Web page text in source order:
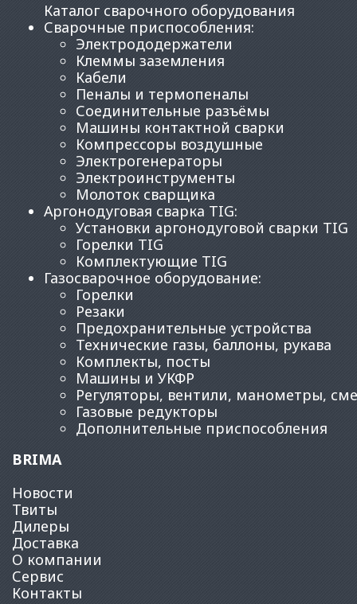
Каталог сварочного оборудования
Сварочные приспособления:
Электрододержатели
Клеммы заземления
Кабели
Пеналы и термопеналы
Соединительные разъёмы
Машины контактной сварки
Компрессоры воздушные
Электрогенераторы
Электроинструменты
Молоток сварщика
Аргонодуговая сварка TIG:
Установки аргонодуговой сварки TIG
Горелки TIG
Комплектующие TIG
Газосварочное оборудование:
Горелки
Резаки
Предохранительные устройства
Технические газы, баллоны, рукава
Комплекты, посты
Машины и УКФР
Регуляторы, вентили, манометры,
Газовые редукторы
Дополнительные приспособления
BRIMA
Новости
Твиты
Дилеры
Доставка
О компании
Сервис
Контакты